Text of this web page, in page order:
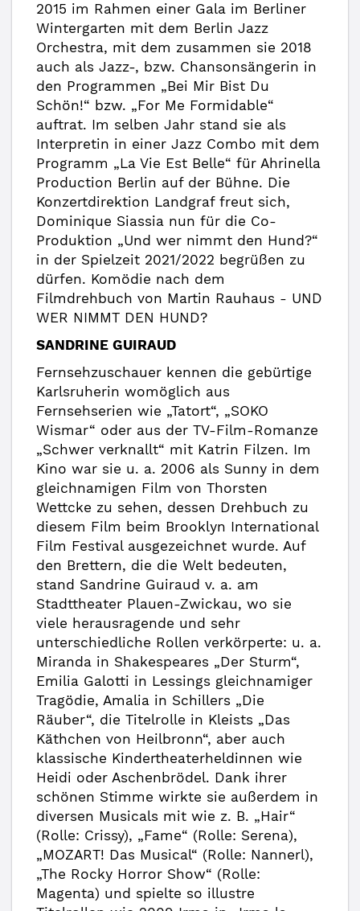
2015 im Rahmen einer Gala im Berliner
Wintergarten mit dem Berlin Jazz
Orchestra, mit dem zusammen sie 2018
auch als Jazz-, bzw. Chansonsängerin in
den Programmen „Bei Mir Bist Du
Schön!“ bzw. „For Me Formidable“
auftrat. Im selben Jahr stand sie als
Interpretin in einer Jazz Combo mit dem
Programm „La Vie Est Belle“ für Ahrinella
Production Berlin auf der Bühne. Die
Konzertdirektion Landgraf freut sich,
Dominique Siassia nun für die Co-
Produktion „Und wer nimmt den Hund?“
in der Spielzeit 2021/2022 begrüßen zu
dürfen. Komödie nach dem
Filmdrehbuch von Martin Rauhaus - UND
WER NIMMT DEN HUND?
SANDRINE GUIRAUD
Fernsehzuschauer kennen die gebürtige
Karlsruherin womöglich aus
Fernsehserien wie „Tatort“, „SOKO
Wismar“ oder aus der TV-Film-Romanze
„Schwer verknallt“ mit Katrin Filzen. Im
Kino war sie u. a. 2006 als Sunny in dem
gleichnamigen Film von Thorsten
Wettcke zu sehen, dessen Drehbuch zu
diesem Film beim Brooklyn International
Film Festival ausgezeichnet wurde. Auf
den Brettern, die die Welt bedeuten,
stand Sandrine Guiraud v. a. am
Stadttheater Plauen-Zwickau, wo sie
viele herausragende und sehr
unterschiedliche Rollen verkörperte: u. a.
Miranda in Shakespeares „Der Sturm“,
Emilia Galotti in Lessings gleichnamiger
Tragödie, Amalia in Schillers „Die
Räuber“, die Titelrolle in Kleists „Das
Käthchen von Heilbronn“, aber auch
klassische Kindertheaterheldinnen wie
Heidi oder Aschenbrödel. Dank ihrer
schönen Stimme wirkte sie außerdem in
diversen Musicals mit wie z. B. „Hair“
(Rolle: Crissy), „Fame“ (Rolle: Serena),
„MOZART! Das Musical“ (Rolle: Nannerl),
„The Rocky Horror Show“ (Rolle:
Magenta) und spielte so illustre